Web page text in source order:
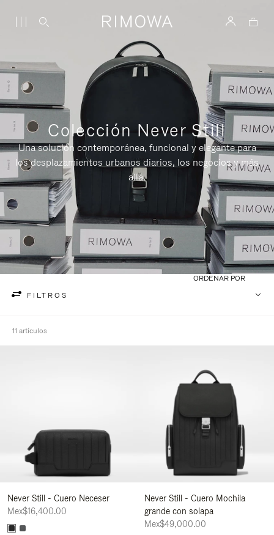
Colección Never Still
Una solución contemporánea, funcional y elegante para
los desplazamientos urbanos diarios, los negocios y más
allá.
FILTROS
ORDENAR POR
11 artículos
Never Still - Cuero Neceser
Mex$16,400.00
Never Still - Cuero Mochila
grande con solapa
Mex$49,000.00